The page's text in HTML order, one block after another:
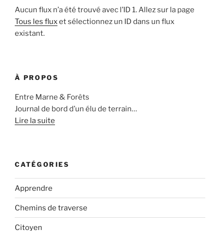
Aucun flux n’a été trouvé avec l’ID 1. Allez sur la page
Tous les fluxet sélectionnez un ID dans un flux
existant.
À PROPOS
Entre Marne & Forêts
Journal de bord d’un élu de terrain…
Lire la suite
CATÉGORIES
Apprendre
Chemins de traverse
Citoyen